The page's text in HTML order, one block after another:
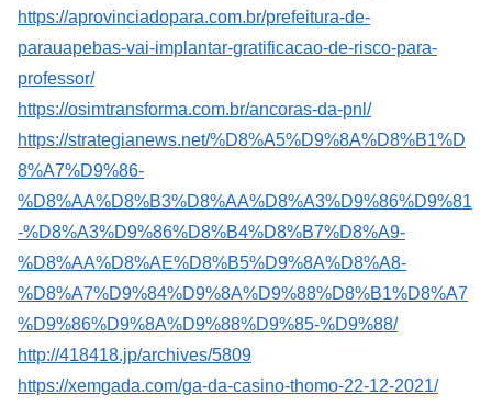
https://aprovinciadopara.com.br/prefeitura-de-
parauapebas-vai-implantar-gratificacao-de-risco-para-
professor/
https://osimtransforma.com.br/ancoras-da-pnl/
https://strategianews.net/%D8%A5%D9%8A%D8%B1%D
8%A7%D9%86-
%D8%AA%D8%B3%D8%AA%D8%A3%D9%86%D9%81
-%D8%A3%D9%86%D8%B4%D8%B7%D8%A9-
%D8%AA%D8%AE%D8%B5%D9%8A%D8%A8-
%D8%A7%D9%84%D9%8A%D9%88%D8%B1%D8%A7
%D9%86%D9%8A%D9%88%D9%85-%D9%88/
http://418418.jp/archives/5809
https://xemgada.com/ga-da-casino-thomo-22-12-2021/